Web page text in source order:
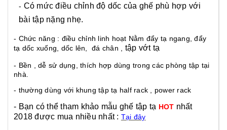
- Có mức điều chỉnh độ dốc của ghế phù hợp với
bài tập nặng nhẹ.
- Chức năng : điều chỉnh linh hoạt Nằm đẩy tạ ngang,đẩy
tạ dốc xuống, dốc lên,đá chân tập vớt tạ
- Bền , dễ sử dụng, thích hợp dùng trong các phòng tập tại
nhà.
- thường dùng với khung tập tạ half rack , power rack
- Bạn có thể tham khảo mẫu ghế tập tạ HOT nhất
2018 được mua nhiều nhất : Tại đây